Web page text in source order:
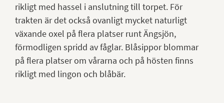
rikligt med hassel i anslutning till torpet. För
trakten är det också ovanligt mycket naturligt
växande oxel på flera platser runt Ängsjön,
förmodligen spridd av fåglar. Blåsippor blommar
på flera platser om vårarna och på hösten finns
rikligt med lingon och blåbär.